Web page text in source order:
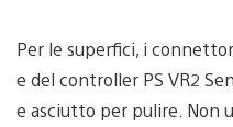
Per le superfici, i
e del controller PS VR2
e asciutto per pulire. Non